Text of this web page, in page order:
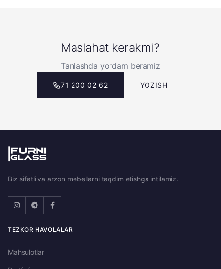
Maslahat kerakmi?
Tanlashda yordam beramiz
71 200 02 62 YOZISH
Biz sifatli va arzon mebellarni taqdim etishga intilamiz.
TEZKOR HAVOLALAR
Mahsulotlar